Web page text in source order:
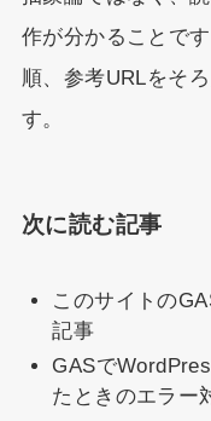
作が分かることで
順、参考URLをそ
す。
次に読む記事
このサイトの
記事
GASで
たときのエラー